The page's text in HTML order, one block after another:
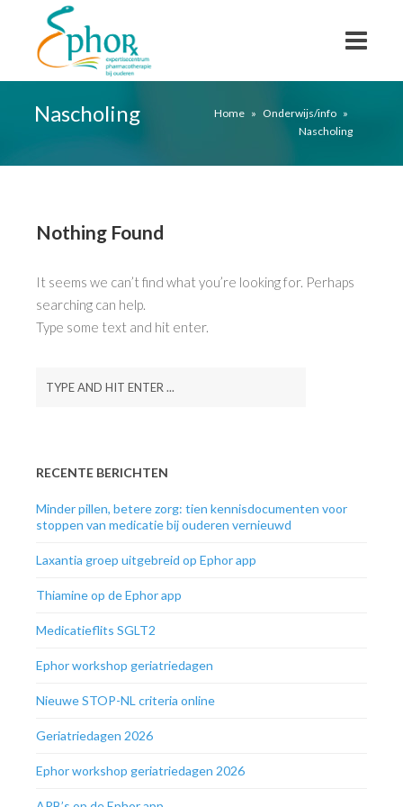
Nascholing Home » Onderwijs/info »
Nascholing
Nothing Found
It seems we can’t find what you’re looking for. Perhaps
searching can help.
Type some text and hit enter.
RECENTE BERICHTEN
Minder pillen, betere zorg: tien kennisdocumenten voor
stoppen van medicatie bij ouderen vernieuwd
Laxantia groep uitgebreid op Ephor app
Thiamine op de Ephor app
Medicatieflits SGLT2
Ephor workshop geriatriedagen
Nieuwe STOP-NL criteria online
Geriatriedagen 2026
Ephor workshop geriatriedagen 2026